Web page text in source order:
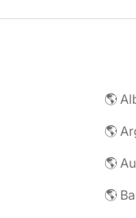
🌎
🌎
🌎
🌎